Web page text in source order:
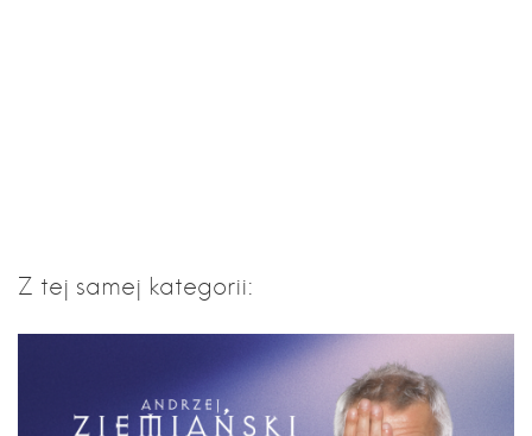
Z tej samej kategorii: